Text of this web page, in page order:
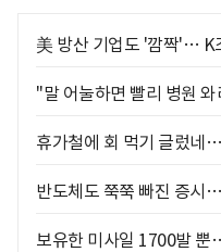
美 방산 기업도 '깜짝'… K
"말 어눌하면 빨리 병원
휴가철에 회 먹기 글렀네
반도체도 쭉쭉 빠진 증시
보유한 미사일 1700발